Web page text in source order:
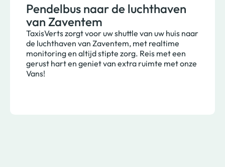
Pendelbus naar de luchthaven
van Zaventem
TaxisVerts zorgt voor uw shuttle van uw huis naar
de luchthaven van Zaventem, met realtime
monitoring en altijd stipte zorg. Reis met een
gerust hart en geniet van extra ruimte met onze
Vans!